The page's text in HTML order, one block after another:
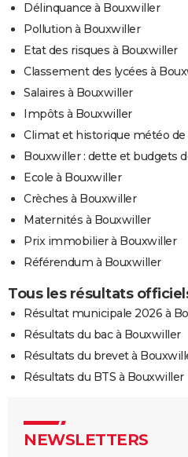
Délinquance à Bouxwiller
Pollution à Bouxwiller
Etat des risques à Bouxwiller
Classement des lycées à
Salaires à Bouxwiller
Impôts à Bouxwiller
Climat et historique météo
Bouxwiller : dette et budgets
Ecole à Bouxwiller
Crèches à Bouxwiller
Maternités à Bouxwiller
Prix immobilier à Bouxwiller
Référendum à Bouxwiller
Tous les résultats
Résultat municipale 2026 à
Résultats du bac à Bouxwiller
Résultats du brevet à
Résultats du BTS à Bouxwiller
NEWSLETTERS